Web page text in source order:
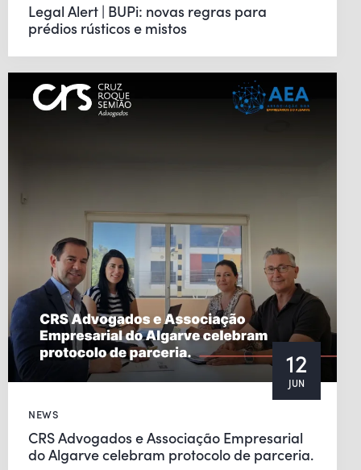
Legal Alert | BUPi: novas regras para
prédios rústicos e mistos
12
JUN
NEWS
CRS Advogados e Associação Empresarial
do Algarve celebram protocolo de parceria.